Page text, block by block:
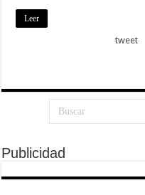
Leer
tweet
Publicidad
cookies no
opcionales.
para que
funcione la